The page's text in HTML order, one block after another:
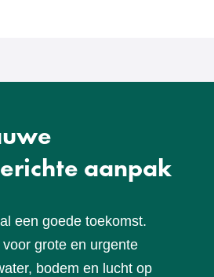
aanpak
een goede toekomst.
grote en urgente
bodem en lucht op